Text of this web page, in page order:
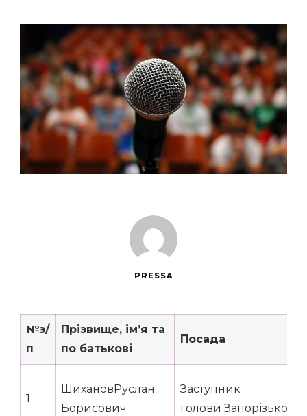
PRESSA
№з/
п
Прізвище, ім’я та
по батькові
Посада
1
ШихановРуслан
Борисович
Заступник
голови Запорізької